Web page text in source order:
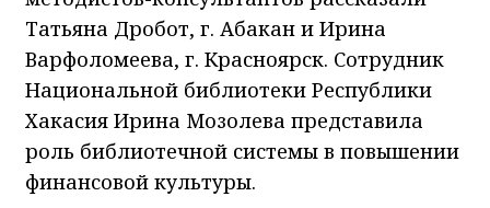
Татьяна Дробот, г. Абакан и Ирина
Варфоломеева, г. Красноярск. Сотрудник
Национальной библиотеки Республики
Хакасия Ирина Мозолева представила
роль библиотечной системы в повышении
финансовой культуры.